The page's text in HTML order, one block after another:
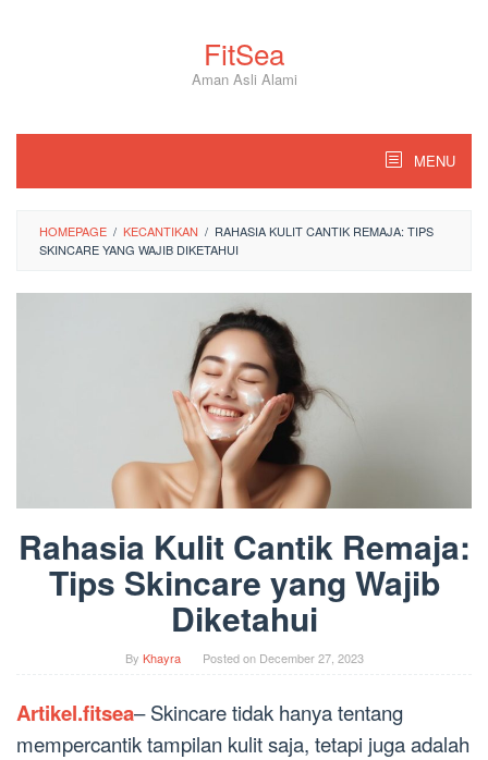
FitSea
Aman Asli Alami
MENU
HOMEPAGE / KECANTIKAN / RAHASIA KULIT CANTIK REMAJA: TIPS
SKINCARE YANG WAJIB DIKETAHUI
Rahasia Kulit Cantik Remaja:
Tips Skincare yang Wajib
Diketahui
By Khayra Posted on December 27, 2023
Artikel.fitsea– Skincare tidak hanya tentang
mempercantik tampilan kulit saja, tetapi juga adalah